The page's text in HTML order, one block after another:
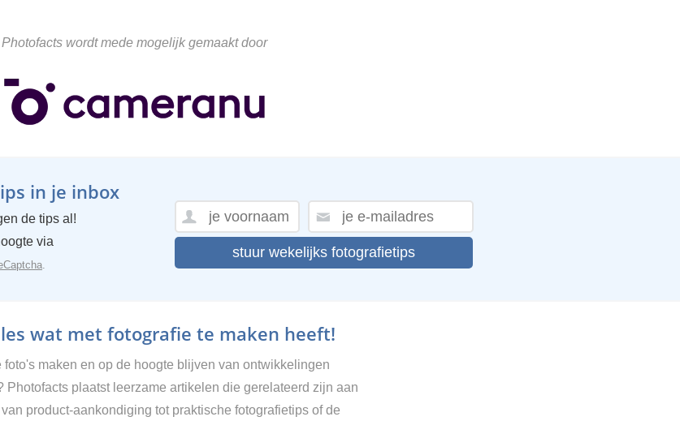
Photofacts wordt mede mogelijk gemaakt door
in je inbox
de tips al!
via
.
stuur wekelijks fotografietips
wat met fotografie te maken heeft!
maken en op de hoogte blijven van ontwikkelingen
Photofacts plaatst leerzame artikelen die gerelateerd zijn aan
product-aankondiging tot praktische fotografietips of de